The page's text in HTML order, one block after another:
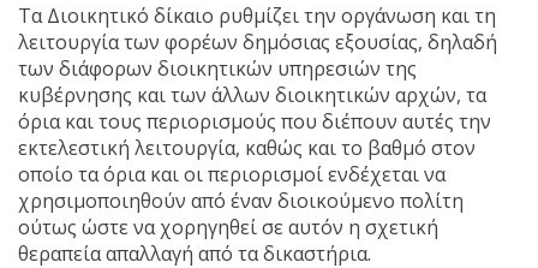
Τα Διοικητικό δίκαιο ρυθμίζει την οργάνωση και τη
λειτουργία των φορέων δημόσιας εξουσίας, δηλαδή
των διάφορων διοικητικών υπηρεσιών της
κυβέρνησης και των άλλων διοικητικών αρχών, τα
όρια και τους περιορισμούς που διέπουν αυτές την
εκτελεστική λειτουργία, καθώς και το βαθμό στον
οποίο τα όρια και οι περιορισμοί ενδέχεται να
χρησιμοποιηθούν από έναν διοικούμενο πολίτη
ούτως ώστε να χορηγηθεί σε αυτόν η σχετική
θεραπεία απαλλαγή από τα δικαστήρια.